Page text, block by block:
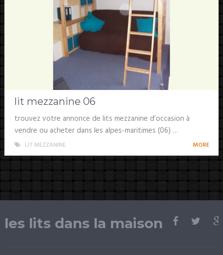
lit mezzanine 06
trouvez votre annonce de lits mezzanine d’occasion à
vendre ou acheter dans les alpes-maritimes (06) …
LIT MEZZANINE MORE
les lits dans la maison